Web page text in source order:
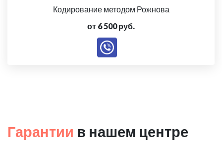
Кодирование методом Рожнова
от 6 500 руб.
Гарантии в нашем центре